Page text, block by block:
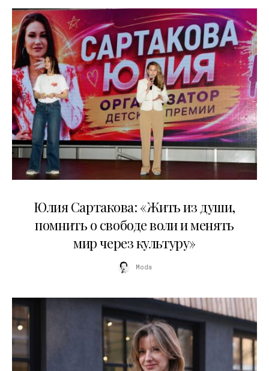
Юлия Сартакова: «Жить из души,
помнить о свободе воли и менять
мир через культуру»
Moda